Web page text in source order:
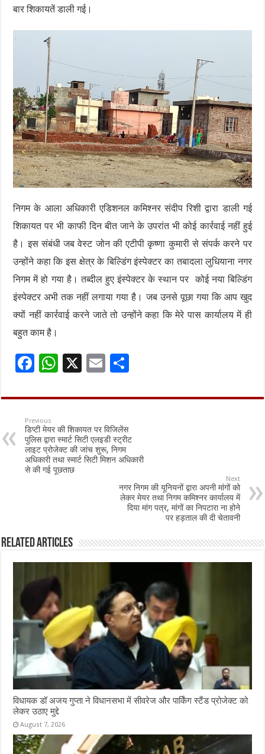
बार शिकायतें डाली गई।
निगम के आला अधिकारी एडिशनल कमिश्नर संदीप रिशी द्वारा डाली गई
शिकायत पर भी काफी दिन बीत जाने के उपरांत भी कोई कार्रवाई नहीं हुई
है। इस संबंधी जब वेस्ट जोन की एटीपी कृष्णा कुमारी से संपर्क करने पर
उन्होंने कहा कि इस क्षेत्र के बिल्डिंग इंस्पेक्टर का तबादला लुधियाना नगर
निगम में हो गया है। तब्दील हुए इंस्पेक्टर के स्थान पर कोई नया बिल्डिंग
इंस्पेक्टर अभी तक नहीं लगाया गया है। जब उनसे पूछा गया कि आप खुद
क्यों नहीं कार्रवाई करने जाते तो उन्होंने कहा कि मेरे पास कार्यालय में ही
बहुत काम है।
F
e
b
o
o
k
W
at
sA
p
p
X
E
ai
l
ar
Previous
डिप्टी मेयर की शिकायत पर विजिलेंस
पुलिस द्वारा स्मार्ट सिटी एलइडी स्ट्रीट
लाइट प्रोजेक्ट की जांच शुरू, निगम
अधिकारी तथा स्मार्ट सिटी मिशन अधिकारी
से की गई पूछताछ
Next
नगर निगम की यूनियनों द्वारा अपनी मांगों को
लेकर मेयर तथा निगम कमिश्नर कार्यालय में
दिया मांग पत्र, मांगों का निपटारा ना होने
पर हड़ताल की दी चेतावनी
Related Articles
विधायक डॉ अजय गुप्ता ने विधानसभा में सीवरेज और पार्किंग स्टैंड प्रोजेक्ट को
लेकर उठाए मुद्दे
August 7, 2026